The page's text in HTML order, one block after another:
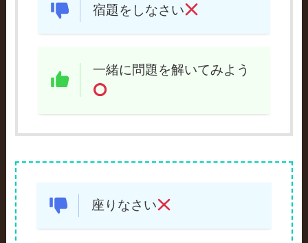
宿題をしなさい
一緒に問題を解いてみよう
座りなさい